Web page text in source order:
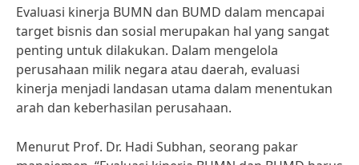
Evaluasi kinerja BUMN dan BUMD dalam mencapai
target bisnis dan sosial merupakan hal yang sangat
penting untuk dilakukan. Dalam mengelola
perusahaan milik negara atau daerah, evaluasi
kinerja menjadi landasan utama dalam menentukan
arah dan keberhasilan perusahaan.
Menurut Prof. Dr. Hadi Subhan, seorang pakar